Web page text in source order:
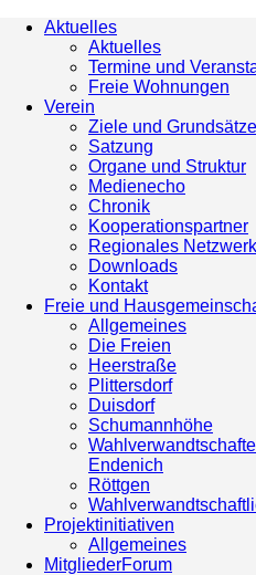
Aktuelles
Aktuelles
Termine und
Freie Wohnungen
Verein
Ziele und Grundsätze
Satzung
Organe und Struktur
Medienecho
Chronik
Kooperationspartner
Regionales Netzwerk
Downloads
Kontakt
Freie und
Allgemeines
Die Freien
Heerstraße
Plittersdorf
Duisdorf
Schumannhöhe
Endenich
Röttgen
Projektinitiativen
Allgemeines
MitgliederForum